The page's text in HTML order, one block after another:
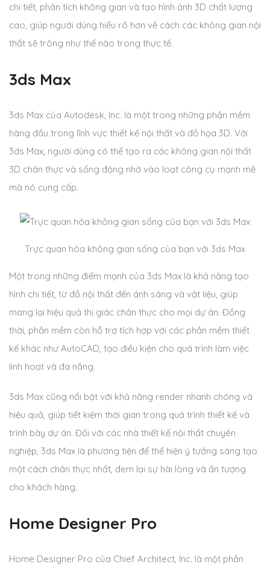
chi tiết, phân tích không gian và tạo hình ảnh 3D chất lượng
cao, giúp người dùng hiểu rõ hơn về cách các không gian nội
thất sẽ trông như thế nào trong thực tế.
3ds Max
3ds Max của Autodesk, Inc. là một trong những phần mềm
hàng đầu trong lĩnh vực thiết kế nội thất và đồ họa 3D. Với
3ds Max, người dùng có thể tạo ra các không gian nội thất
3D chân thực và sống động nhờ vào loạt công cụ mạnh mẽ
mà nó cung cấp.
Trực quan hóa không gian sống của bạn với 3ds Max
Một trong những điểm mạnh của 3ds Max là khả năng tạo
hình chi tiết, từ đồ nội thất đến ánh sáng và vật liệu, giúp
mang lại hiệu quả thị giác chân thực cho mọi dự án. Đồng
thời, phần mềm còn hỗ trợ tích hợp với các phần mềm thiết
kế khác như AutoCAD, tạo điều kiện cho quá trình làm việc
linh hoạt và đa năng.
3ds Max cũng nổi bật với khả năng render nhanh chóng và
hiệu quả, giúp tiết kiệm thời gian trong quá trình thiết kế và
trình bày dự án. Đối với các nhà thiết kế nội thất chuyên
nghiệp, 3ds Max là phương tiện để thể hiện ý tưởng sáng tạo
một cách chân thực nhất, đem lại sự hài lòng và ấn tượng
cho khách hàng.
Home Designer Pro
Home Designer Pro của Chief Architect, Inc. là một phần